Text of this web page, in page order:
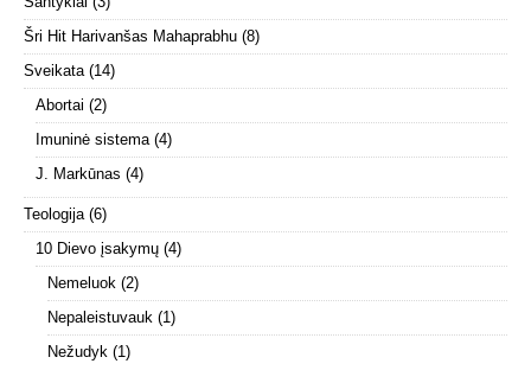
Šri Hit Harivanšas Mahaprabhu (8)
Sveikata (14)
Abortai (2)
Imuninė sistema (4)
J. Markūnas (4)
Teologija (6)
10 Dievo įsakymų (4)
Nemeluok (2)
Nepaleistuvauk (1)
Nežudyk (1)